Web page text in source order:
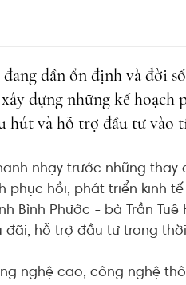
dần ổn định và đời
dựng những kế
và hỗ trợ đầu tư vào
nhạy trước những
phục hồi, phát triển kinh
Bình Phước - bà Trần
đãi, hỗ trợ đầu tư trong
nghệ cao, công nghệ